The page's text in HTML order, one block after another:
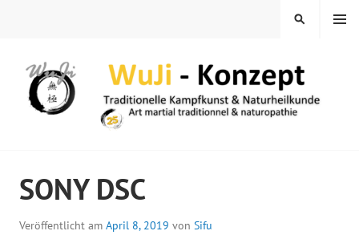
MENÜ
SUCHEN
SONY DSC
Veröffentlicht am April 8, 2019 von Sifu